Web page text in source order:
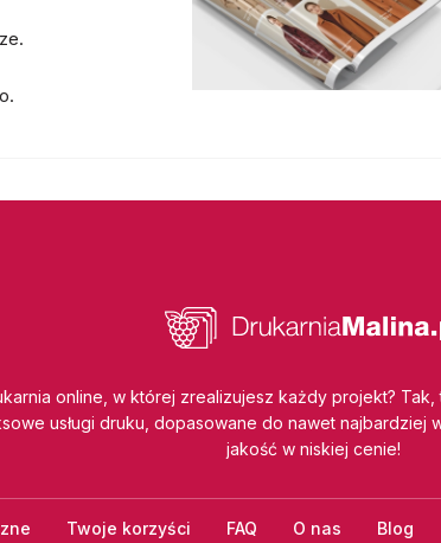
online, w której zrealizujesz każdy projekt? Tak,
usługi druku, dopasowane do nawet najbardziej
jakość w niskiej cenie!
Twoje korzyści FAQ O nas Blog